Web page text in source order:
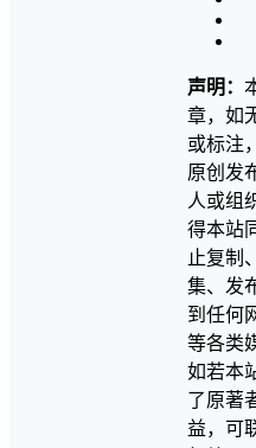
声明：
章，如
或标注
原创发
人或组
得本站
止复制
集、发
到任何
等各类
如若本
了原著
益，可